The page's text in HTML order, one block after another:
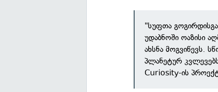
"სუფთა
უდაბნოში ოაზისი
ახსნა მოგვიწევს.
პლანეტურ
Curiosity-ის